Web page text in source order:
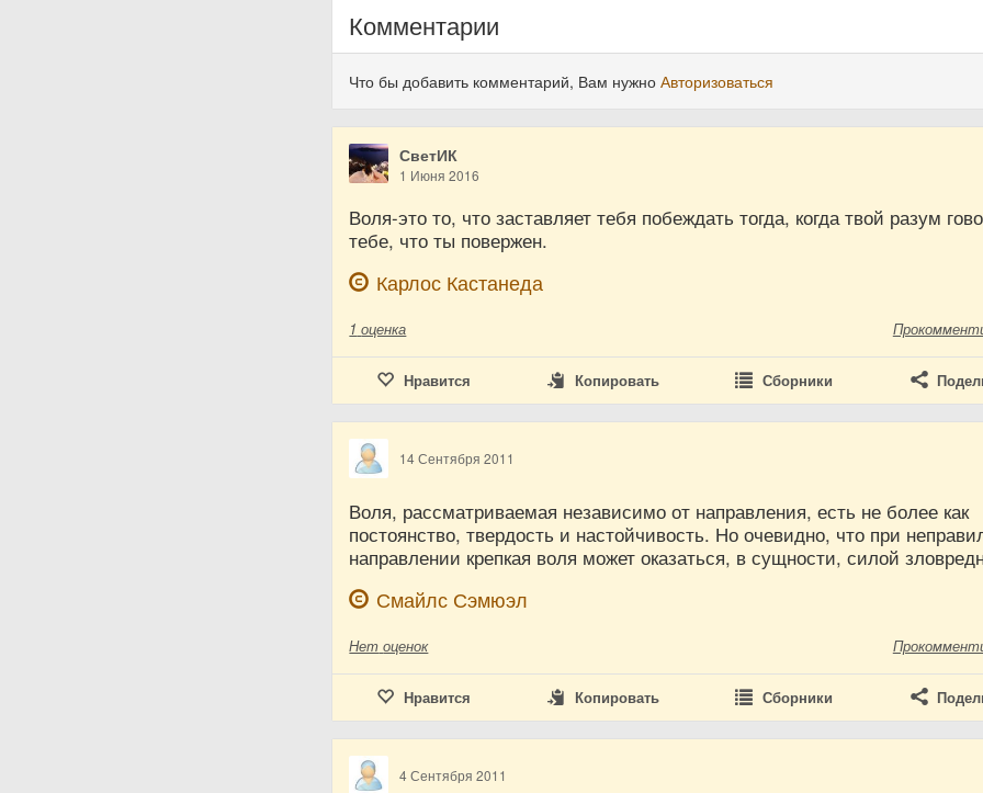
Комментарии
Что бы добавить комментарий, Вам нужноАвторизоваться
СветИК
1 Июня 2016
Воля-это то, что заставляет тебя побеждать тогда, когда твой разум
тебе, что ты повержен.
Карлос Кастанеда
1 оценка
Нравится Копировать Сборники
14 Сентября 2011
Воля, рассматриваемая независимо от направления, есть не более как
постоянство, твердость и настойчивость. Но очевидно, что при
направлении крепкая воля может оказаться, в сущности, силой
Смайлс Сэмюэл
Нет оценок
Нравится Копировать Сборники
4 Сентября 2011